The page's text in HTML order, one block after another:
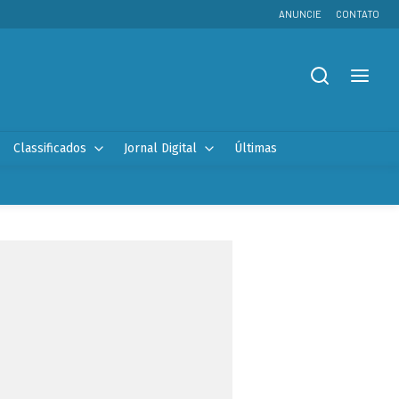
ANUNCIE CONTATO
Classificados Jornal Digital Últimas